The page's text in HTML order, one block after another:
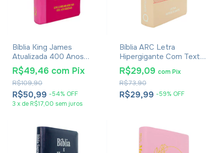
Bíblia King James
Atualizada 400 Anos
Letra Hipergigante - Luxo
Pink Bicolor
R$50,99 -54% OFF
R$109,90
R$49,46 com Pix
3 x de R$17,00 sem juros
Bíblia ARC Letra
Hipergigante Com Textos
Coloridos, Harpa E
Corinhos - Capa Luxo
Rose
R$29,99 -59% OFF
R$73,90
R$29,09 com Pix